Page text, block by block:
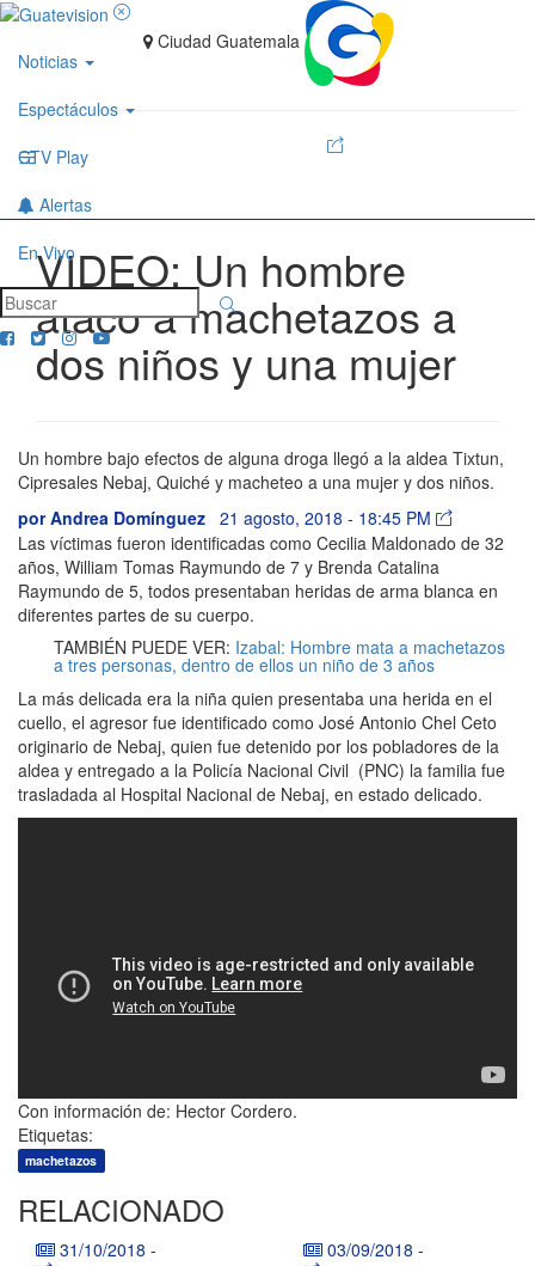
Noticias
Espectáculos
GTV Play
Alertas
En Vivo
Ciudad Guatemala
VIDEO: Un hombre
atacó a machetazos a
dos niños y una mujer
Un hombre bajo efectos de alguna droga llegó a la aldea Tixtun,
Cipresales Nebaj, Quiché y macheteo a una mujer y dos niños.
porAndrea Domínguez 21 agosto, 2018 - 18:45 PM
Las víctimas fueron identificadas como Cecilia Maldonado de 32
años, William Tomas Raymundo de 7 y Brenda Catalina
Raymundo de 5, todos presentaban heridas de arma blanca en
diferentes partes de su cuerpo.
TAMBIÉN PUEDE VER: Izabal: Hombre mata a machetazos
a tres personas, dentro de ellos un niño de 3 años
La más delicada era la niña quien presentaba una herida en el
cuello, el agresor fue identificado como José Antonio Chel Ceto
originario de Nebaj, quien fue detenido por los pobladores de la
aldea y entregado a la Policía Nacional Civil (PNC) la familia fue
trasladada al Hospital Nacional de Nebaj, en estado delicado.
Con información de: Hector Cordero.
Etiquetas:
machetazos
RELACIONADO
31/10/2018 - 03/09/2018 -